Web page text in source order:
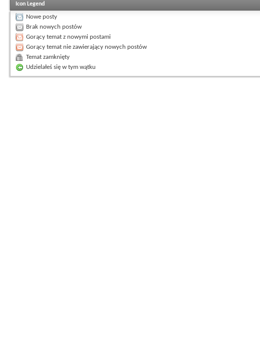
Icon Legend
Nowe posty
Brak nowych postów
Gorący temat z nowymi postami
Gorący temat nie zawierający nowych postów
Temat zamknięty
Udzielałeś się w tym wątku